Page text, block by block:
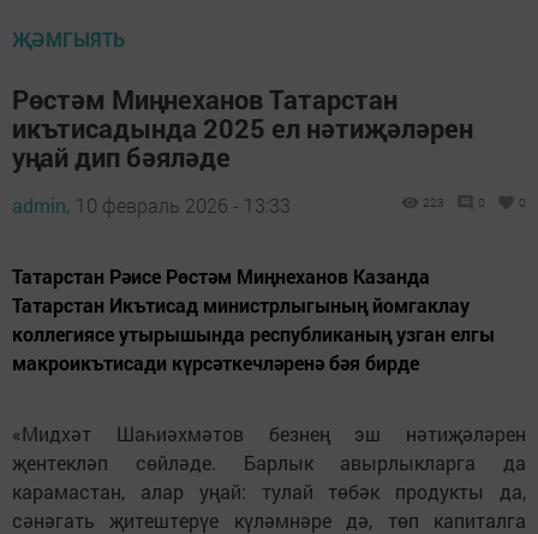
ҖӘМГЫЯТЬ
Рөстәм Миңнеханов Татарстан
икътисадында 2025 ел нәтиҗәләрен
уңай дип бәяләде
admin, 10 февраль 2026 - 13:33 223 0 0
Татарстан Рәисе Рөстәм Миңнеханов Казанда
Татарстан Икътисад министрлыгының йомгаклау
коллегиясе утырышында республиканың узган елгы
макроикътисади күрсәткечләренә бәя бирде
«Мидхәт Шаһиәхмәтов безнең эш нәтиҗәләрен
җентекләп сөйләде. Барлык авырлыкларга да
карамастан, алар уңай: тулай төбәк продукты да,
сәнәгать җитештерүе күләмнәре дә, төп капиталга